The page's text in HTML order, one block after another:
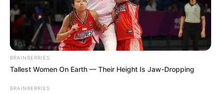
BRAINBERRIES
Tallest Women On Earth — Their Height Is Jaw-Dropping
BRAINBERRIES